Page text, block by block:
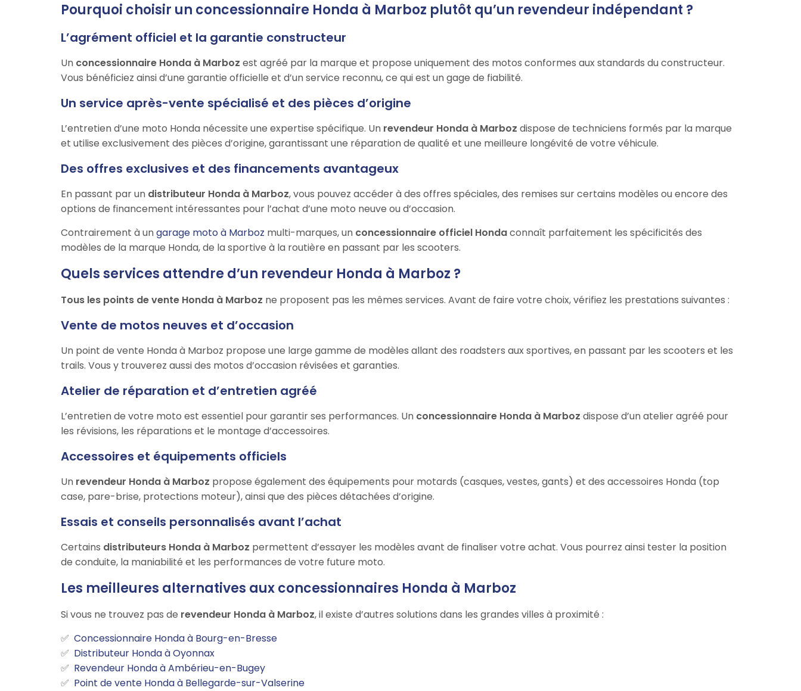
Pourquoi choisir un concessionnaire Honda à Marboz plutôt qu’un revendeur indépendant ?
L’agrément officiel et la garantie constructeur
Un concessionnaire Honda à Marboz est agréé par la marque et propose uniquement des motos conformes aux standards du constructeur.
Vous bénéficiez ainsi d’une garantie officielle et d’un service reconnu, ce qui est un gage de fiabilité.
Un service après-vente spécialisé et des pièces d’origine
L’entretien d’une moto Honda nécessite une expertise spécifique. Un revendeur Honda à Marboz dispose de techniciens formés par la marque
et utilise exclusivement des pièces d’origine, garantissant une réparation de qualité et une meilleure longévité de votre véhicule.
Des offres exclusives et des financements avantageux
En passant par un distributeur Honda à Marboz, vous pouvez accéder à des offres spéciales, des remises sur certains modèles ou encore des
options de financement intéressantes pour l’achat d’une moto neuve ou d’occasion.
Contrairement à ungarage moto à Marboz multi-marques, un concessionnaire officiel Hondaconnaît parfaitement les spécificités des
modèles de la marque Honda, de la sportive à la routière en passant par les scooters.
Quels services attendre d’un revendeur Honda à Marboz ?
Tous les points de vente Honda à Marboz ne proposent pas les mêmes services. Avant de faire votre choix, vérifiez les prestations suivantes :
Vente de motos neuves et d’occasion
Un point de vente Honda à Marboz propose une large gamme de modèles allant des roadsters aux sportives, en passant par les scooters et les
trails. Vous y trouverez aussi des motos d’occasion révisées et garanties.
Atelier de réparation et d’entretien agréé
L’entretien de votre moto est essentiel pour garantir ses performances. Un concessionnaire Honda à Marboz dispose d’un atelier agréé pour
les révisions, les réparations et le montage d’accessoires.
Accessoires et équipements officiels
Un revendeur Honda à Marboz propose également des équipements pour motards (casques, vestes, gants) et des accessoires Honda (top
case, pare-brise, protections moteur), ainsi que des pièces détachées d’origine.
Essais et conseils personnalisés avant l’achat
Certains distributeurs Honda à Marboz permettent d’essayer les modèles avant de finaliser votre achat. Vous pourrez ainsi tester la position
de conduite, la maniabilité et les performances de votre future moto.
Les meilleures alternatives aux concessionnaires Honda à Marboz
Si vous ne trouvez pas de revendeur Honda à Marboz, il existe d’autres solutions dans les grandes villes à proximité :
Concessionnaire Honda à Bourg-en-Bresse
Distributeur Honda à Oyonnax
Revendeur Honda à Ambérieu-en-Bugey
Point de vente Honda à Bellegarde-sur-Valserine